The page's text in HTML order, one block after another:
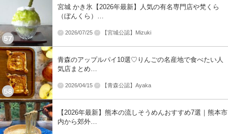
宮城 かき氷【2026年最新】人気の有名専門店や梵くら
（ぼんくら）…
2026/07/25 【宮城公認】Mizuki
青森のアップルパイ10選♡りんごの名産地で食べたい人
気店まとめ…
2026/04/15 【青森公認】Ayaka
【2026年最新】熊本の流しそうめんおすすめ7選｜熊本市
内から郊外…